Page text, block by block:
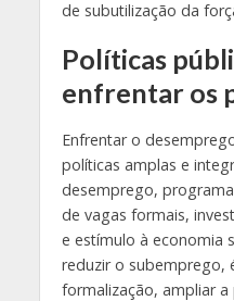
de subutilização da
Políticas
enfrentar os
Enfrentar o
políticas amplas e
desemprego,
de vagas formais,
e estímulo à economia
reduzir o subemprego,
formalização, ampliar